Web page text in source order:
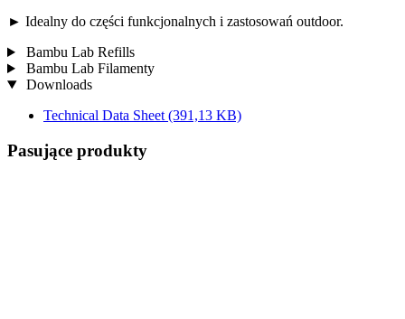
► Idealny do części funkcjonalnych i zastosowań outdoor.
Bambu Lab Refills
Bambu Lab Filamenty
Downloads
Technical Data Sheet (391,13 KB)
Pasujące produkty